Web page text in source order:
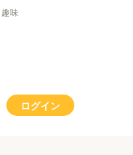
趣味
ログイン